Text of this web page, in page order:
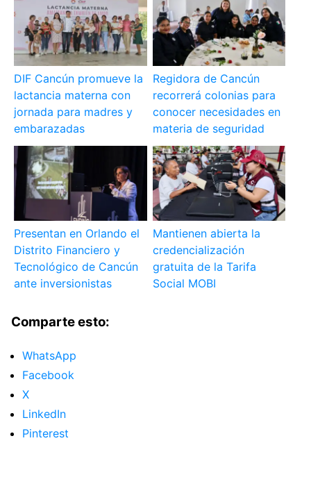
DIF Cancún promueve la
lactancia materna con
jornada para madres y
embarazadas
Regidora de Cancún
recorrerá colonias para
conocer necesidades en
materia de seguridad
Presentan en Orlando el
Distrito Financiero y
Tecnológico de Cancún
ante inversionistas
Mantienen abierta la
credencialización
gratuita de la Tarifa
Social MOBI
Comparte esto:
WhatsApp
Facebook
X
LinkedIn
Pinterest